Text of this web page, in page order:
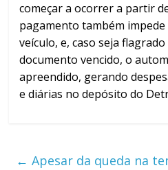
começar a ocorrer a partir
pagamento também
veículo, e, caso seja
documento vencido, o
apreendido, gerando
e diárias no depósito do
← Apesar da queda na